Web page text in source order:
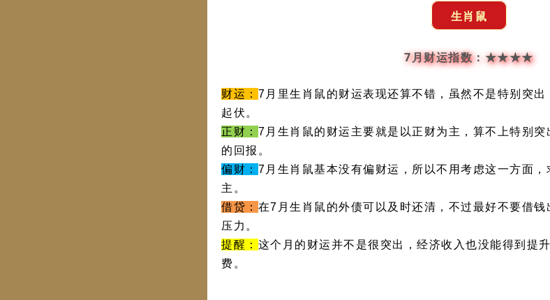
生肖鼠
7月财运指数：★★★★
财运： 7月里生肖鼠的财运表现还算不错，虽然不是特别突
起伏。
正财： 7月生肖鼠的财运主要就是以正财为主，算不上特别
的回报。
偏财： 7月生肖鼠基本没有偏财运，所以不用考虑这一方面
主。
借贷： 在7月生肖鼠的外债可以及时还清，不过最好不要借
压力。
提醒： 这个月的财运并不是很突出，经济收入也没能得到提
费。